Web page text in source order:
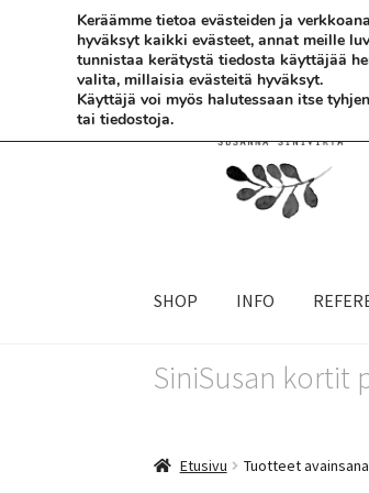
Siirry
navigointiin
Siirry
sisältöön
SHOP INFO
SiniSusan kortit
Etusivu Tuotteet
Keräämme tietoa evästeiden ja
hyväksyt kaikki evästeet, annat meille
tunnistaa kerätystä tiedosta käyttäjää
valita, millaisia evästeitä hyväksyt.
Käyttäjä voi myös halutessaan itse
tai tiedostoja.